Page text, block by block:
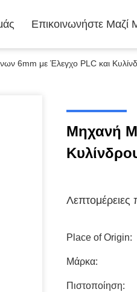
Επικοινωνήστε Μαζί
6mm με Έλεγχο PLC και
Μηχανή
Λεπτομέρειες
Place of Origin:
Μάρκα:
Πιστοποίηση: